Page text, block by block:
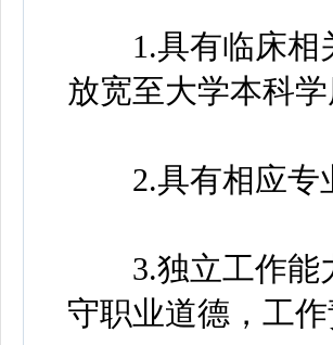
1.具有临床相关
放宽至大学本科学
2.具有相应专业
3.独立工作能力
守职业道德，工